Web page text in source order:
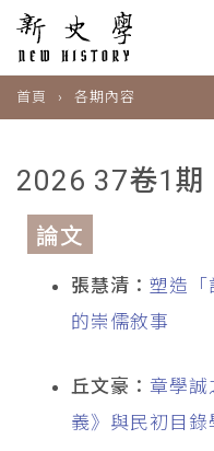
首頁 各期內容
2026 37卷1期
論文
張慧清： 塑造
的崇儒敘事
丘文豪： 章學
義》與民初目錄